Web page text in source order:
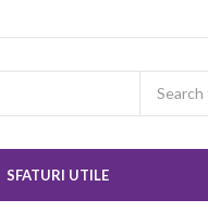
SFATURI UTILE